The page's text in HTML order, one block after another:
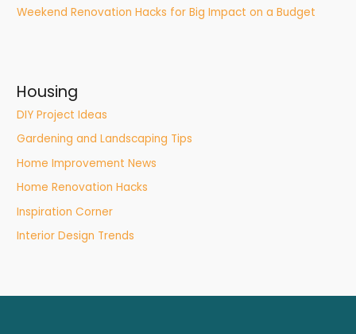
Weekend Renovation Hacks for Big Impact on a Budget
Housing
DIY Project Ideas
Gardening and Landscaping Tips
Home Improvement News
Home Renovation Hacks
Inspiration Corner
Interior Design Trends